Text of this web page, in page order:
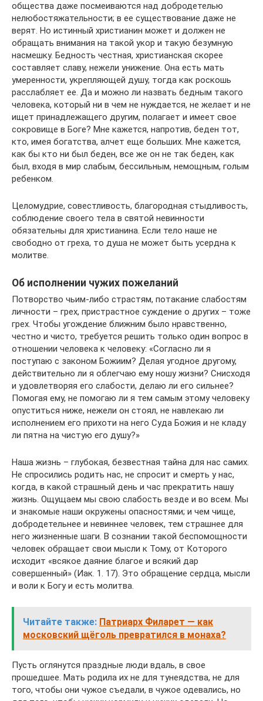
общества даже посмеиваются над добродетелью
нелюбостяжательности; в ее существование даже не
верят. Но истинный христианин может и должен не
обращать внимания на такой укор и такую безумную
насмешку. Бедность честная, христианская скорее
составляет славу, нежели унижение. Она есть мать
умеренности, укрепляющей душу, тогда как роскошь
расслабляет ее. Да и можно ли назвать бедным такого
человека, который ни в чем не нуждается, не желает и не
ищет принадлежащего другим, полагает и имеет свое
сокровище в Боге? Мне кажется, напротив, беден тот,
кто, имея богатства, алчет еще больших. Мне кажется,
как бы кто ни был беден, все же он не так беден, как
был, входя в мир слабым, бессильным, немощным, голым
ребенком.
Целомудрие, совестливость, благородная стыдливость,
соблюдение своего тела в святой невинности
обязательны для христианина. Если тело наше не
свободно от греха, то душа не может быть усердна к
молитве.
Об исполнении чужих пожеланий
Потворство чьим-либо страстям, потакание слабостям
личности – грех, пристрастное суждение о других – тоже
грех. Чтобы угождение ближним было нравственно,
честно и чисто, требуется решить только один вопрос в
отношении человека к человеку: «Согласно ли я
поступаю с законом Божиим? Делая угодное другому,
действительно ли я облегчаю ему ношу жизни? Снисходя
и удовлетворяя его слабости, делаю ли его сильнее?
Помогая ему, не помогаю ли я тем самым этому человеку
опуститься ниже, нежели он стоял, не навлекаю ли
исполнением его прихоти на него Суда Божия и не кладу
ли пятна на чистую его душу?»
Наша жизнь – глубокая, безвестная тайна для нас самих.
Не спросились родить нас, не спросит и смерть у нас,
когда, в какой страшный день и час прекратить нашу
жизнь. Ощущаем мы свою слабость везде и во всем. Мы
и знакомые наши окружены опасностями; и чем чище,
добродетельнее и невиннее человек, тем страшнее для
него жизненные шаги. В сознании такой беспомощности
человек обращает свои мысли к Тому, от Которого
исходит «всякое даяние благое и всякий дар
совершенный» (Иак. 1. 17). Это обращение сердца, мысли
и воли к Богу и есть молитва.
Читайте также: Патриарх Филарет — как
московский щёголь превратился в монаха?
Пусть оглянутся праздные люди вдаль, в свое
прошедшее. Мать родила их не для тунеядства, не для
того, чтобы они чужое съедали, в чужое одевались, но